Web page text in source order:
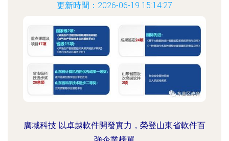
更新時間：2026-06-19 15:14:27
廣域科技 以卓越軟件開發實力，榮登山東省軟件百